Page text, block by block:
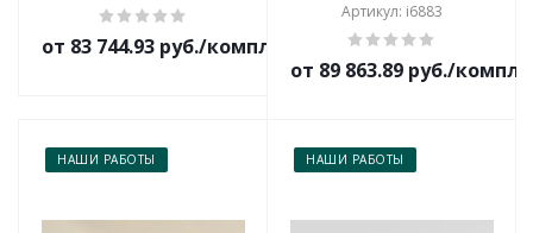
от 83 744.93 руб./комплект
Артикул: i6883
от 89 863.89 руб./
НАШИ РАБОТЫ НАШИ РАБОТЫ